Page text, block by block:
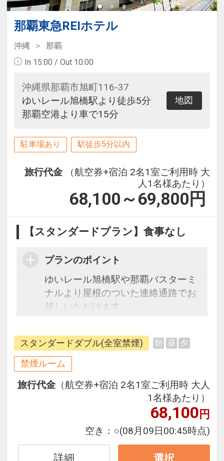
那覇東急REIホテル
沖縄
那覇
In 15:00 / Out 10:00
沖縄県那覇市旭町116-37
ゆいレール旭橋駅より徒歩5分
那覇空港より車で15分
地図
駐車場あり 駅徒歩5分以内
旅行代金
（航空券+宿泊 2名1室ご利用時 大
人1名様あたり）
68,100～69,800 円
【スタンダードプラン】食事なし
プランのポイント
ゆいレール旭橋駅や那覇バスターミ
ナルより屋根のついた連絡通路でお
越しいただけます。
※駐車場は提携駐車場となります。
駐車券をフロント迄お持ちいただけ
れば承認させていただきます。
※スタンダードダブルルーム、スタ
ンダードツインルームは共に、バス
タブ無し、多機能シャワーブース完
スタンダードダブル(全室禁煙) 朝 昼 夕
禁煙ルーム
旅行代金 （航空券+宿泊 2名1室ご利用時 大人
1名様あたり）
68,100円
空き： ○(08月09日00:45時点)
詳細 選択